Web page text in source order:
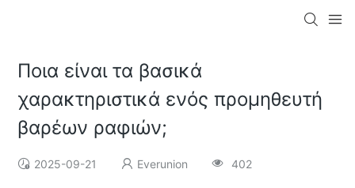
Ποια είναι τα βασικά
χαρακτηριστικά ενός προμηθευτή
βαρέων ραφιών;
2025-09-21 Everunion 402